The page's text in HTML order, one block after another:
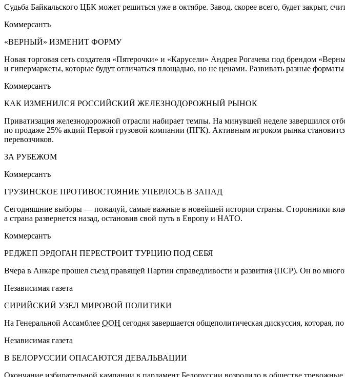
Судьба Байкальского ЦБК может решиться уже в октябре. Завод, скорее всего, будет закрыт,
Коммерсантъ
«ВЕРНЫЙ» ИЗМЕНИТ ФОРМУ
Новая торговая сеть создателя «Пятерочки» и «Карусели» Андрея Рогачева под брендом
и гипермаркеты, которые будут отличаться площадью, но не ценами. Развивать разные
Коммерсантъ
КАК ИЗМЕНИЛСЯ РОССИЙСКИЙ ЖЕЛЕЗНОДОРОЖНЫЙ РЫНОК
Приватизация железнодорожной отрасли набирает темпы. На минувшей неделе завершился
по продаже 25% акций Первой грузовой компании (ПГК). Активным игроком рынка
перевозчиков.
ЗА РУБЕЖОМ
Коммерсантъ
ГРУЗИНСКОЕ ПРОТИВОСТОЯНИЕ УПЕРЛОСЬ В ЗАПАД
Сегодняшние выборы — пожалуй, самые важные в новейшей истории страны. Сторонники
а страна развернется назад, остановив свой путь в Европу и НАТО.
Коммерсантъ
РЕДЖЕП ЭРДОГАН ПЕРЕСТРОИТ ТУРЦИЮ ПОД СЕБЯ
Вчера в Анкаре прошел съезд правящей Партии справедливости и развития (ПСР). Он во
Независимая газета
СИРИЙСКИЙ УЗЕЛ МИРОВОЙ ПОЛИТИКИ
На Генеральной Ассамблее ООН сегодня завершается общеполитическая дискуссия, которая,
Независимая газета
В БЕЛОРУССИИ ОПАСАЮТСЯ ДЕВАЛЬВАЦИИ